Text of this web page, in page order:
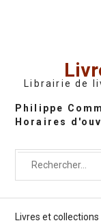
Librairie de
Livres et collections